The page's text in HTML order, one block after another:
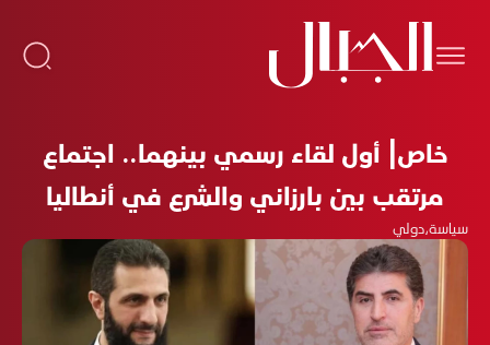
خاص| أول لقاء رسمي بينهما.. اجتماع
مرتقب بين بارزاني والشرع في أنطاليا
سياسة،دولي